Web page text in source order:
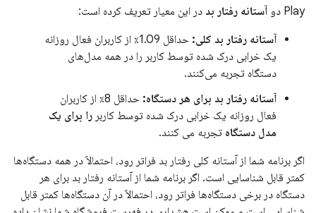
Play دو
آستانه رفتار بد در این معیار تعریف کرده است:
آستانه رفتار بد کلی:
حداقل 1.09٪ از کاربران فعال روزانه
یک خرابی درک شده توسط کاربر را در همه مدل‌های
دستگاه تجربه می‌کنند.
آستانه رفتار بد برای هر دستگاه:
حداقل 8٪ از کاربران
فعال روزانه یک خرابی درک شده توسط کاربر را برای یک
مدل دستگاه تجربه می کنند.
اگر برنامه شما از آستانه کلی رفتار بد فراتر رود، احتمالاً در همه دستگاه‌ها
کمتر قابل شناسایی است. اگر برنامه شما از آستانه رفتار بد برای هر
دستگاه در برخی دستگاه‌ها فراتر رود، احتمالاً در آن دستگاه‌ها کمتر قابل